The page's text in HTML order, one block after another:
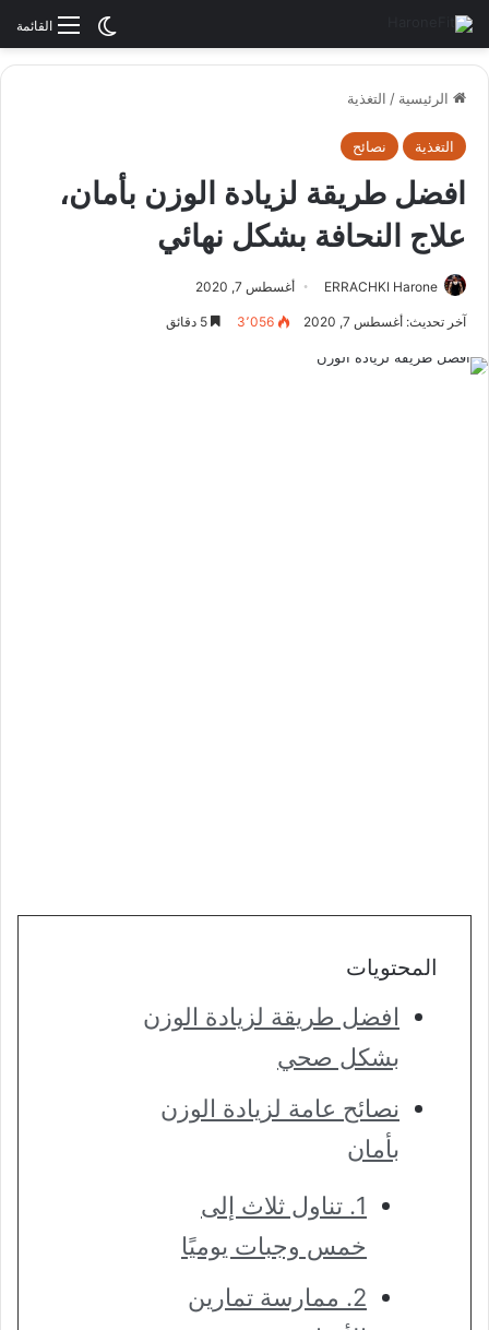
القائمةالوضع
الرئيسية / التغذية
التغذية نصائح
افضل طريقة لزيادة الوزن بأمان،
علاج النحافة بشكل نهائي
ERRACHKI Harone أغسطس 7, 2020
آخر تحديث: أغسطس 7, 2020 3٬056
المحتويات
افضل طريقة لزيادة الوزن
بشكل صحي
نصائح عامة لزيادة الوزن
بأمان
1. تناول ثلاث إلى
خمس وجبات يوميًا
2. ممارسة تمارين